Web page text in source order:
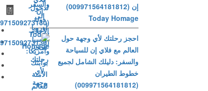
🧾
إن (009971564181812)
Today Homage
احجز رحلتك لأي وجهة حول
العالم مع فلاي إن للسياحة
والسفر: دليلك الشامل لجميع
خطوط الطيران
(009971564181812)